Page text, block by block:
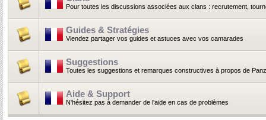
Pour toutes les discussions associées aux clans : recrutement,
Guides & Stratégies
Viendez partager vos guides et astuces avec vos camarades
Suggestions
Toutes les suggestions et remarques constructives à propos de
Aide & Support
N'hésitez pas à demander de l'aide en cas de problèmes